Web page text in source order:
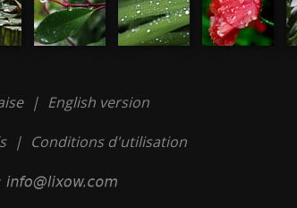
| English version
| Conditions d'utilisation